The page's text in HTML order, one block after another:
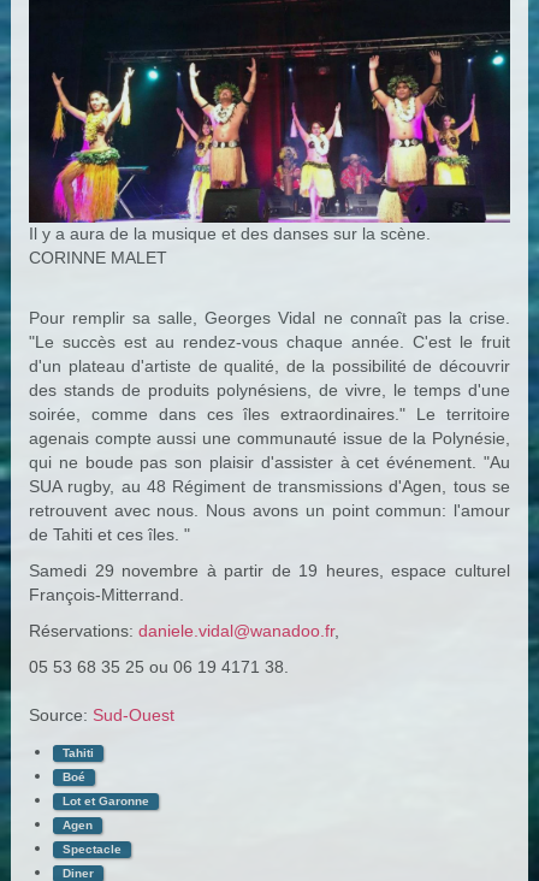
Il y a aura de la musique et des danses sur la scène.
CORINNE MALET
Pour remplir sa salle, Georges Vidal ne connaît pas la crise.
"Le succès est au rendez-vous chaque année. C'est le fruit
d'un plateau d'artiste de qualité, de la possibilité de découvrir
des stands de produits polynésiens, de vivre, le temps d'une
soirée, comme dans ces îles extraordinaires." Le territoire
agenais compte aussi une communauté issue de la Polynésie,
qui ne boude pas son plaisir d'assister à cet événement. "Au
SUA rugby, au 48 Régiment de transmissions d'Agen, tous se
retrouvent avec nous. Nous avons un point commun: l'amour
de Tahiti et ces îles. "
Samedi 29 novembre à partir de 19 heures, espace culturel
François-Mitterrand.
Réservations: daniele.vidal@wanadoo.fr,
05 53 68 35 25 ou 06 19 4171 38.
Source: Sud-Ouest
Tahiti
Boé
Lot et Garonne
Agen
Spectacle
Diner